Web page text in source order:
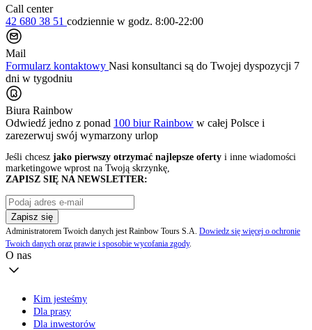
Call center
42 680 38 51 codziennie w godz. 8:00-22:00
Mail
Formularz kontaktowy Nasi konsultanci są do Twojej dyspozycji 7
dni w tygodniu
Biura Rainbow
Odwiedź jedno z ponad 100 biur Rainbow w całej Polsce i
zarezerwuj swój wymarzony urlop
Jeśli chcesz jako pierwszy otrzymać najlepsze oferty i inne wiadomości
marketingowe wprost na Twoją skrzynkę,
ZAPISZ SIĘ NA NEWSLETTER:
Zapisz się
Administratorem Twoich danych jest Rainbow Tours S.A. Dowiedz się więcej o ochronie
Twoich danych oraz prawie i sposobie wycofania zgody.
O nas
Kim jesteśmy
Dla prasy
Dla inwestorów